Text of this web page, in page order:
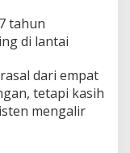
tahun
di lantai
dari empat
tetapi kasih
mengalir